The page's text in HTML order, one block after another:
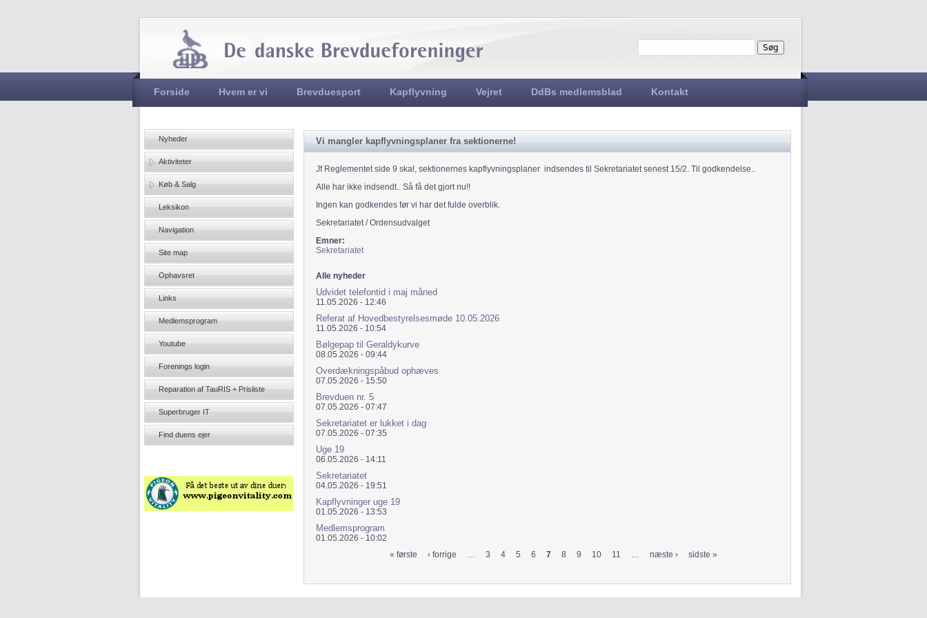
Søgefelt
Søg
Hovedmenu
Forside Hvem er vi Brevduesport Kapflyvning Vejret DdBs medlemsblad Kontakt
Vi mangler kapflyvningsplaner fra sektionerne!
Jf Reglementet side 9 skal, sektionernes kapflyvningsplaner indsendes til Sekretariatet senest 15/2. Til godkendelse..
Alle har ikke indsendt.. Så få det gjort nu!!
Ingen kan godkendes før vi har det fulde overblik.
Sekretariatet / Ordensudvalget
Emner:
Sekretariatet
Alle nyheder
Udvidet telefontid i maj måned
11.05.2026 - 12:46
Referat af Hovedbestyrelsesmøde 10.05.2026
11.05.2026 - 10:54
Bølgepap til Geraldykurve
08.05.2026 - 09:44
Overdækningspåbud ophæves
07.05.2026 - 15:50
Brevduen nr. 5
07.05.2026 - 07:47
Sekretariatet er lukket i dag
07.05.2026 - 07:35
Uge 19
06.05.2026 - 14:11
Sekretariatet
04.05.2026 - 19:51
Kapflyvninger uge 19
01.05.2026 - 13:53
Medlemsprogram
01.05.2026 - 10:02
« første ‹ forrige … 3 4 5 6 7 8 9 10 11 … næste › sidste »
Nyheder
Aktiviteter
Køb & Salg
Leksikon
Navigation
Site map
Ophavsret
Links
Medlemsprogram
Youtube
Forenings login
Reparation af TauRIS + Prisliste
Superbruger IT
Find duens ejer